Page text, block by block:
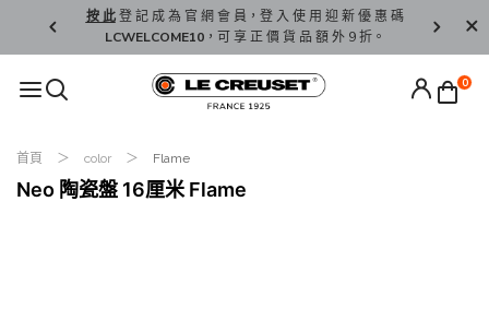
按 此登 記 成 為 官 網 會 員，登 入 使 用 迎 新 優 惠 碼
LCWELCOME10，可 享 正 價 貨 品 額 外 9 折。
香 港 / 澳
0
首頁 color Flame
Neo 陶瓷盤 16厘米 Flame